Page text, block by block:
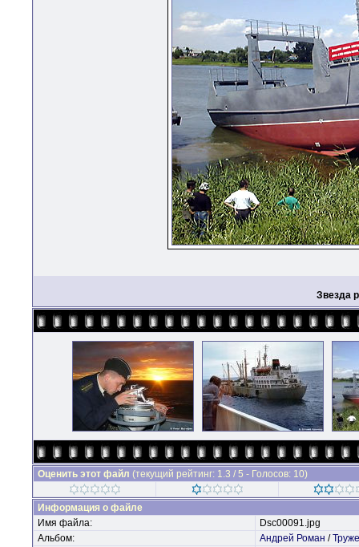
Звезда
Оценить этот файл (текущий рейтинг: 1.3 / 5 - Голосов: 10)
Информация о файле
Имя файла:
Dsc00091.jpg
Альбом:
Андрей Роман /